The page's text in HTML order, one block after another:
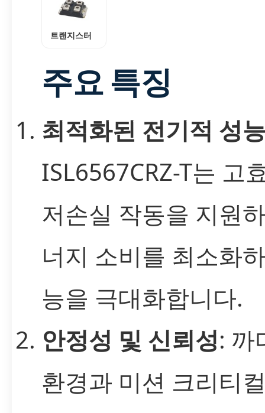
트랜지스터
주요 특징
최적화된 전기적 성
ISL6567CRZ-T는 고
저손실 작동을 지원
너지 소비를 최소화
능을 극대화합니다.
안정성 및 신뢰성: 까
환경과 미션 크리티